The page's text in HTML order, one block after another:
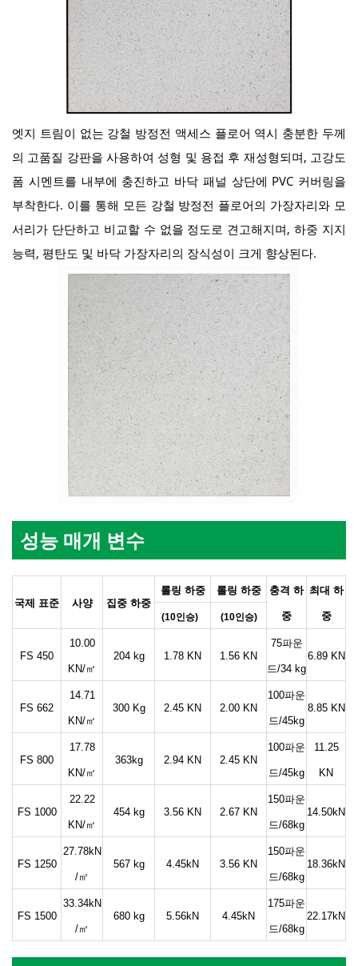
엣지 트림이 없는 강철 방정전 액세스 플로어 역시 충분한 두께
의 고품질 강판을 사용하여 성형 및 용접 후 재성형되며, 고강도
폼 시멘트를 내부에 충진하고 바닥 패널 상단에 PVC 커버링을
부착한다. 이를 통해 모든 강철 방정전 플로어의 가장자리와 모
서리가 단단하고 비교할 수 없을 정도로 견고해지며, 하중 지지
능력, 평탄도 및 바닥 가장자리의 장식성이 크게 향상된다.
성능 매개 변수
국제 표준 사양 집중 하중
롤링 하중 롤링 하중 충격 하
중
최대 하
중
(10인승) (10인승)
FS 450
10.00
KN/㎡
204 kg 1.78 KN 1.56 KN
75파운
드/34 kg
6.89 KN
FS 662
14.71
KN/㎡
300 Kg 2.45 KN 2.00 KN
100파운
드/45kg
8.85 KN
FS 800
17.78
KN/㎡
363kg 2.94 KN 2.45 KN
100파운
드/45kg
11.25
KN
FS 1000
22.22
KN/㎡
454 kg 3.56 KN 2.67 KN
150파운
드/68kg
14.50kN
FS 1250
27.78kN
/㎡
567 kg 4.45kN 3.56 KN
150파운
드/68kg
18.36kN
FS 1500
33.34kN
/㎡
680 kg 5.56kN 4.45kN
175파운
드/68kg
22.17kN